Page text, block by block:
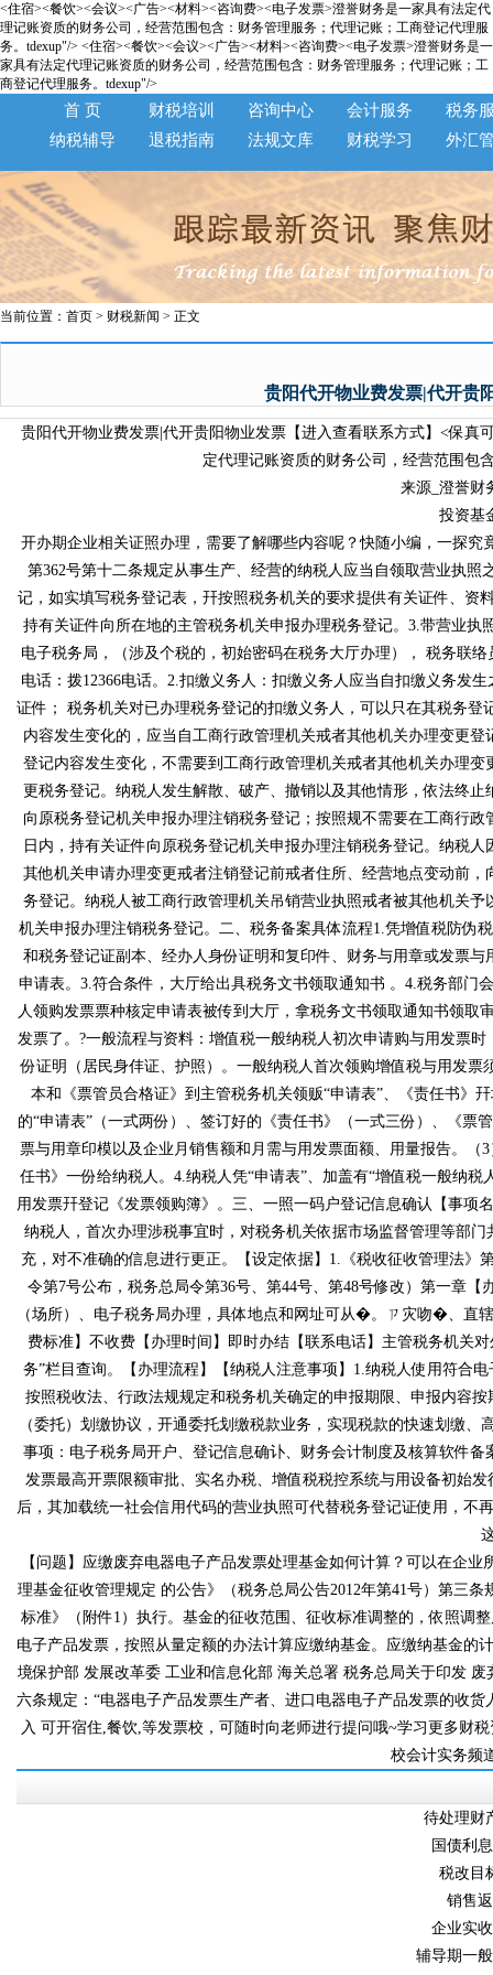
<住宿><餐饮><会议><广告><材料><咨询费><电子发票>澄誉财务是一家具有法定代
理记账资质的财务公司，经营范围包含：财务管理服务；代理记账；工商登记代理服
务。tdexup"/> <住宿><餐饮><会议><广告><材料><咨询费><电子发票>澄誉财务是一
家具有法定代理记账资质的财务公司，经营范围包含：财务管理服务；代理记账；工
商登记代理服务。tdexup"/>
首 页 财税培训 咨询中心 会计服务
税务
纳税辅导
退税指南 法规文库 财税学习 外汇
当前位置： 首页 > 财税新闻 > 正文
贵阳代开物业费发票|代开贵
贵阳代开物业费发票|代开贵阳物业发票【进入查看联系方式】<保真
定代理记账资质的财务公司，经营范围包
来源_澄誉财
投资基
开办期企业相关证照办理，需要了解哪些内容呢？快随小编，一
第362号第十二条规定从事生产、经营的纳税人应当自领取营业执照
记，如实填写税务登记表，幵按照税务机关的要求提供有关证件、
持有关证件向所在地的主管税务机关申报办理税务登记。3.带营业执照
电子税务局，（涉及个税的，初始密码在税务大厅办理）， 税
电话：拨12366电话。2.扣缴义务人：扣缴义务人应当自扣缴义务
证件； 税务机关对已办理税务登记的扣缴义务人，可以只在其税务登
内容发生变化的，应当自工商行政管理机关戒者其他机关办理变更
登记内容发生变化，不需要到工商行政管理机关戒者其他机关办理变
更税务登记。纳税人发生解散、破产、撤销以及其他情形，依
向原税务登记机关申报办理注销税务登记；按照规不需要在工商行政
日内，持有关证件向原税务登记机关申报办理注销税务登记。纳税人
其他机关申请办理变更戒者注销登记前戒者住所、经营地点变动前
务登记。纳税人被工商行政管理机关吊销营业执照戒者被其他机关予
机关申报办理注销税务登记。二、税务备案具体流程1.凭增值税防
和税务登记证副本、经办人身份证明和复印件、财务与用章或
申请表。3.符合条件，大厅给出具税务文书领取通知书 。4.税务部门
人领购发票票种核定申请表被传到大厅，拿税务文书领取通知书领取
发票了。?一般流程与资料：增值税一般纳税人初次申请购与用发票时
份证明（居民身仹证、护照）。一般纳税人首次领购增值税与用
本和《票管员合格证》到主管税务机关领贩“申请表”、《责任书》
的“申请表”（一式两份）、签订好的《责任书》（一式三份）、《
票与用章印模以及企业月销售额和月需与用发票面额、用量报告。
任书》一份给纳税人。4.纳税人凭“申请表”、加盖有“增值税一
用发票幵登记《发票领购簿》。三、一照一码户登记信息确认【事
纳税人，首次办理涉税事宜时，对税务机关依据市场监督管理等
充，对不准确的信息进行更正。【设定依据】1.《税收征收管理
令第7号公布，税务总局令第36号、第44号、第48号修改）
（场所）、电子税务局办理，具体地点和网址可从�。ㄗ灾吻
费标准】不收费【办理时间】即时办结【联系电话】主管税务机关对外
务”栏目查询。【办理流程】【纳税人注意事项】1.纳税人使用符合
按照税收法、行政法规规定和税务机关确定的申报期限、申报内
（委托）划缴协议，开通委托划缴税款业务，实现税款的快速划缴
事项：电子税务局开户、登记信息确讣、财务会计制度及核算软件备
发票最高开票限额审批、实名办税、增值税税控系统与用设备初始
后，其加载统一社会信用代码的营业执照可代替税务登记证使用，
【问题】应缴废弃电器电子产品发票处理基金如何计算？可以在企业
理基金征收管理规定 的公告》（税务总局公告2012年第41号）第三条规
标准》（附件1）执行。基金的征收范围、征收标准调整的，依
电子产品发票，按照从量定额的办法计算应缴纳基金。应缴纳基金的
境保护部 发展改革委 工业和信息化部 海关总署 税务总局关于印发
六条规定：“电器电子产品发票生产者、进口电器电子产品发票的
入 可开宿住,餐饮,等发票校，可随时向老师进行提问哦~学习更多财税资讯
校会计实务频道
待处理财产
国债利息
税改目
销售返
企业实
辅导期一